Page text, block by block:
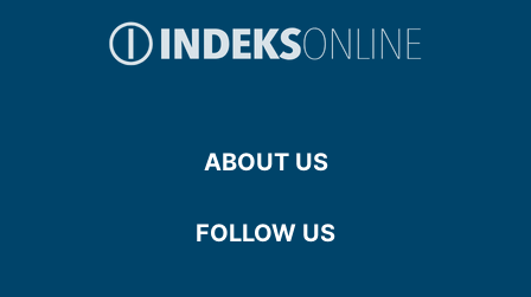
ABOUT US
FOLLOW US